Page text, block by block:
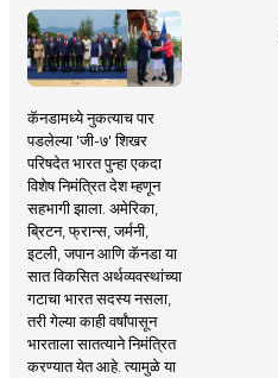
कॅनडामध्ये नुकत्याच पार
पडलेल्या 'जी-७' शिखर
परिषदेत भारत पुन्हा एकदा
विशेष निमंत्रित देश म्हणून
सहभागी झाला. अमेरिका,
ब्रिटन, फ्रान्स, जर्मनी,
इटली, जपान आणि कॅनडा या
सात विकसित अर्थव्यवस्थांच्या
गटाचा भारत सदस्य नसला,
तरी गेल्या काही वर्षांपासून
भारताला सातत्याने निमंत्रित
करण्यात येत आहे. त्यामुळे या